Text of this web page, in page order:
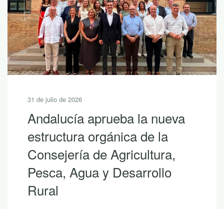
31 de julio de 2026
Andalucía aprueba la nueva
estructura orgánica de la
Consejería de Agricultura,
Pesca, Agua y Desarrollo
Rural